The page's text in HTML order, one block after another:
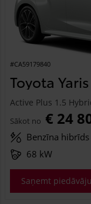
#CA59179840
Toyota Yaris
Active Plus 1.5
Sākot no € 24
Benzīna hibrīds
68 kW
Saņemt